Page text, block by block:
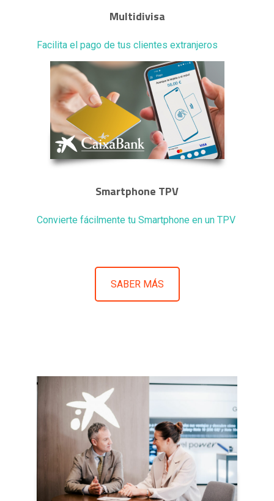
Multidivisa
Facilita el pago de tus clientes extranjeros
Smartphone TPV
Convierte fácilmente tu Smartphone en un TPV
SABER MÁS